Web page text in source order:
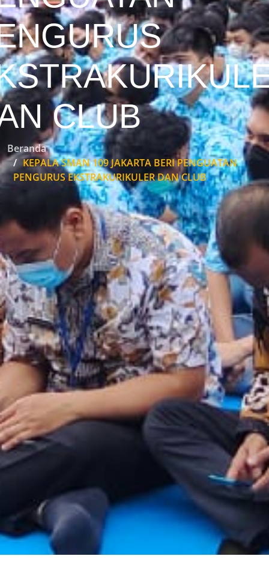
CLUB
Beranda
KEPALA SMAN 109 JAKARTA BERI PENGUATAN
PENGURUS EKSTRAKURIKULER DAN CLUB